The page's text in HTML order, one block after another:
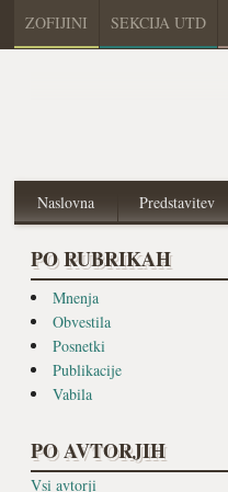
ZOFIJINI SEKCIJA UTD
Naslovna Predstavitev
PO RUBRIKAH
Mnenja
Obvestila
Posnetki
Publikacije
Vabila
PO AVTORJIH
Vsi avtorji